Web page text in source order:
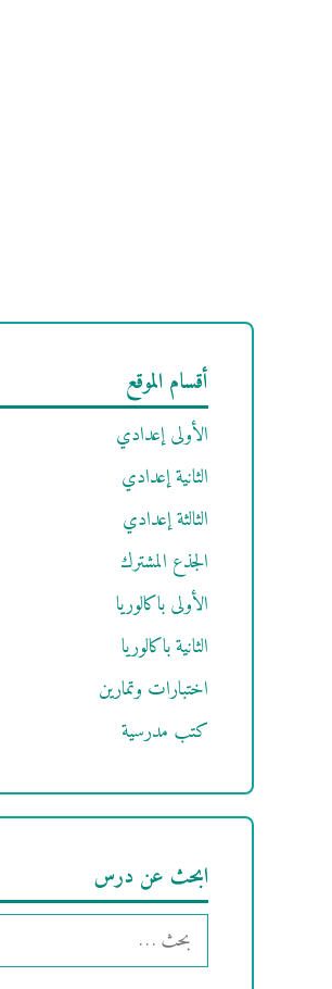
أقسام الموقع
الأولى إعدادي
الثانية إعدادي
الثالثة إعدادي
الجذع المشترك
الأولى باكالوريا
الثانية باكالوريا
اختبارات وتمارين
كتب مدرسية
ابحث عن درس
البحث
عن: